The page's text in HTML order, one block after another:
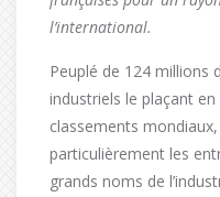
l’international.
Peuplé de 124 millions
industriels le plaçant
classements
particulièrement les
grands noms de